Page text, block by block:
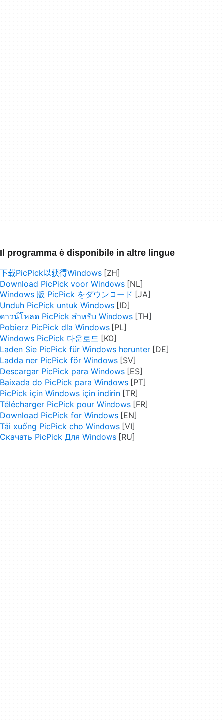
Il programma è disponibile in altre lingue
下载PicPick以获得Windows
Download PicPick voor Windows
Windows 版 PicPick をダウンロード
Unduh PicPick untuk Windows
ดาวน์โหลด PicPick สำหรับ Windows
Pobierz PicPick dla Windows
Windows PicPick 다운로드
Laden Sie PicPick für Windows herunter
Ladda ner PicPick för Windows
Descargar PicPick para Windows
Baixada do PicPick para Windows
PicPick için Windows için indirin
Télécharger PicPick pour Windows
Download PicPick for Windows
Tải xuống PicPick cho Windows
Скачать PicPick Для Windows